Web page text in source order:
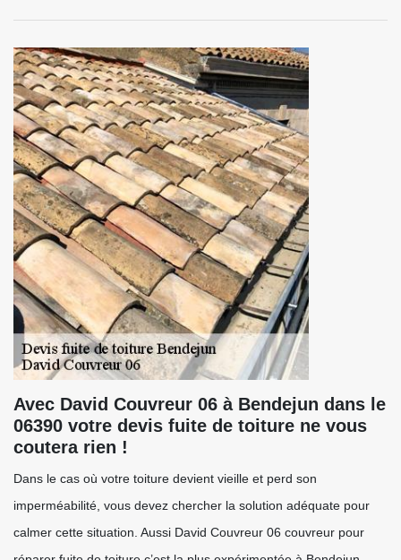
Avec David Couvreur 06 à Bendejun dans le
06390 votre devis fuite de toiture ne vous
coutera rien !
Dans le cas où votre toiture devient vieille et perd son
imperméabilité, vous devez chercher la solution adéquate pour
calmer cette situation. Aussi David Couvreur 06 couvreur pour